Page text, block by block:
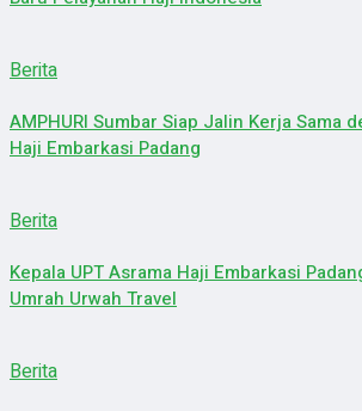
Berita
AMPHURI Sumbar Siap Jalin Kerja Sama
Haji Embarkasi Padang
Berita
Kepala UPT Asrama Haji Embarkasi
Umrah Urwah Travel
Berita